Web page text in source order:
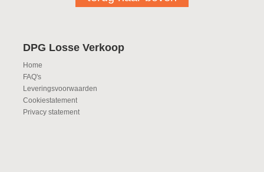
DPG Losse Verkoop
Home
FAQ's
Leveringsvoorwaarden
Cookiestatement
Privacy statement